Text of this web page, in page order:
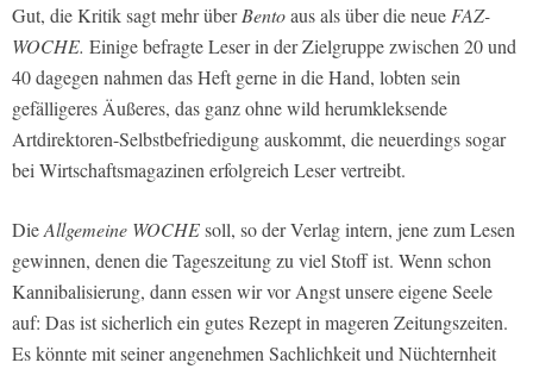
Gut, die Kritik sagt mehr überBentoaus als über die neue FAZ-
WOCHE. Einige befragte Leser in der Zielgruppe zwischen 20 und
40 dagegen nahmen das Heft gerne in die Hand, lobten sein
gefälligeres Äußeres, das ganz ohne wild herumkleksende
Artdirektoren-Selbstbefriedigung auskommt, die neuerdings sogar
bei Wirtschaftsmagazinen erfolgreich Leser vertreibt.
DieAllgemeine WOCHEsoll, so der Verlag intern, jene zum Lesen
gewinnen, denen die Tageszeitung zu viel Stoff ist. Wenn schon
Kannibalisierung, dann essen wir vor Angst unsere eigene Seele
auf: Das ist sicherlich ein gutes Rezept in mageren Zeitungszeiten.
Es könnte mit seiner angenehmen Sachlichkeit und Nüchternheit